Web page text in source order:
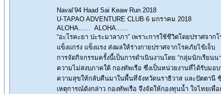
Naval’94 Haad Sai Keaw Run 2018
U-TAPAO ADVENTURE CLUB·6 มกราคม 2018
ALOHA...... ALOHA......
“อะโรคะยา ปะระมาลาภา” เพราะการใช้ชีวิตโดยปราศจ
แข็งแกร่ง แข็งแรง ส่งผลให้ร่างกายปราศจากโรคภัยไข้เจ็บ
การจัดกิจกรรมครั้งนี้เป็นการดําเนินงานโดย “กลุ่มนักเรียน
ความไม่สงบภาคใต้ กองทัพเรือ ซึ่งเป็นหน่วยงานที่ได้รับม
ความสุขให้กลับคืนมาในพื้นที่จังหวัดนราธิวาส และปัตตานี
เหตุการณ์ดังกล่าว กองทัพเรือ จึงจัดให้กองทุนนํ้า ใจไทยเ